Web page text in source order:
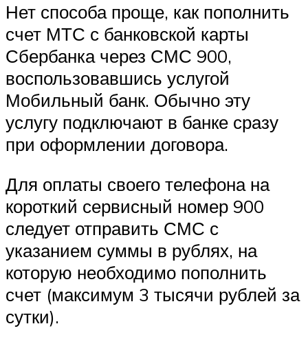
Нет способа проще, как пополнить
счет МТС с банковской карты
Сбербанка через СМС 900,
воспользовавшись услугой
Мобильный банк. Обычно эту
услугу подключают в банке сразу
при оформлении договора.
Для оплаты своего телефона на
короткий сервисный номер 900
следует отправить СМС с
указанием суммы в рублях, на
которую необходимо пополнить
счет (максимум 3 тысячи рублей за
сутки).